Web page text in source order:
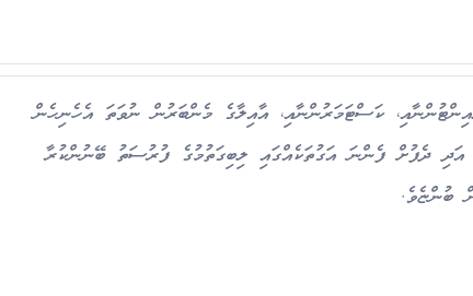
ކަސްޓަމަރުންނާއި، އާއިލާގެ މެންބަރުން ނުވަތަ އެހެނިހެން
ދެފުށް ފެންނަ އަގުތަކެއްގައި ލިބިގަތުމުގެ ފުރުސަތު ބޭނުންކުރާ
ބުންޏެވެ.